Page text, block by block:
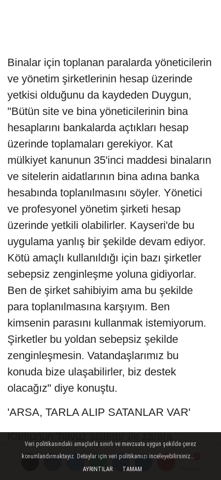
Binalar için toplanan paralarda yöneticilerin
ve yönetim şirketlerinin hesap üzerinde
yetkisi olduğunu da kaydeden Duygun,
"Bütün site ve bina yöneticilerinin bina
hesaplarını bankalarda açtıkları hesap
üzerinde toplamaları gerekiyor. Kat
mülkiyet kanunun 35'inci maddesi binaların
ve sitelerin aidatlarının bina adına banka
hesabında toplanılmasını söyler. Yönetici
ve profesyonel yönetim şirketi hesap
üzerinde yetkili olabilirler. Kayseri'de bu
uygulama yanlış bir şekilde devam ediyor.
Kötü amaçlı kullanıldığı için bazı şirketler
sebepsiz zenginleşme yoluna gidiyorlar.
Ben de şirket sahibiyim ama bu şekilde
para toplanılmasına karşıyım. Ben
kimsenin parasını kullanmak istemiyorum.
Şirketler bu yoldan sebepsiz şekilde
zenginleşmesin. Vatandaşlarımız bu
konuda bize ulaşabilirler, biz destek
olacağız" diye konuştu.
'ARSA, TARLA ALIP SATANLAR VAR'
Kamunun 'havuz sistemi' ile zarara
uğratıldığını da öne süren Duygun, "Şirket
sahipleri sebepsiz zenginleştiği için
Veri politikasındaki amaçlarla sınırlı ve mevzuata uygun şekilde çerez
konumlandırmaktayız. Detaylar için veri politikamızı inceleyebilirsiniz...
AYRINTILAR
TAMAM